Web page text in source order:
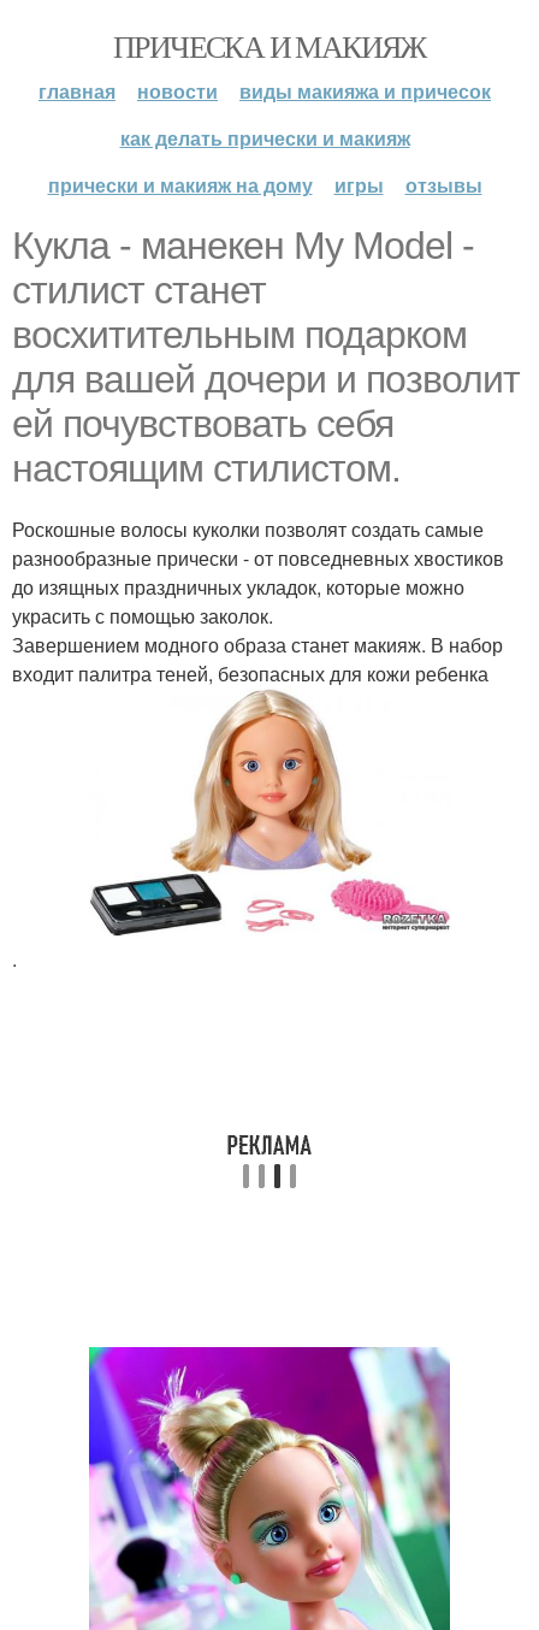
ПРИЧЕСКА И МАКИЯЖ
главная новости
виды макияжа и причесок
как делать прически и макияж
прически и макияж на дому
игры отзывы
Кукла - манекен My Model -
стилист станет
восхитительным подарком
для вашей дочери и позволит
ей почувствовать себя
настоящим стилистом.
Роскошные волосы куколки позволят создать самые
разнообразные прически - от повседневных хвостиков
до изящных праздничных укладок, которые можно
украсить с помощью заколок.
Завершением модного образа станет макияж. В набор
входит палитра теней, безопасных для кожи ребенка
.